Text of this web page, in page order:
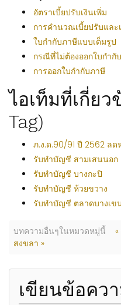
อัตราเบี้ยปรับเงินเพิ่ม
การคำนวณเบี้ยปรับและ
ใบกำกับภาษีแบบเต็มรูป
กรณีที่ไม่ต้องออกใบกำกั
การออกใบกำกับภาษี
ไอเท็มที่เกี่ย
Tag)
ภ.ง.ด.90/91 ปี 2562 ลด
รับทำบัญชี สามเสนนอก
รับทำบัญชี บางกะปิ
รับทำบัญชี ห้วยขวาง
รับทำบัญชี ตลาดบางเข
บทความอื่นๆในหมวดหมู่นี้
สงขลา »
เขียนข้อคว